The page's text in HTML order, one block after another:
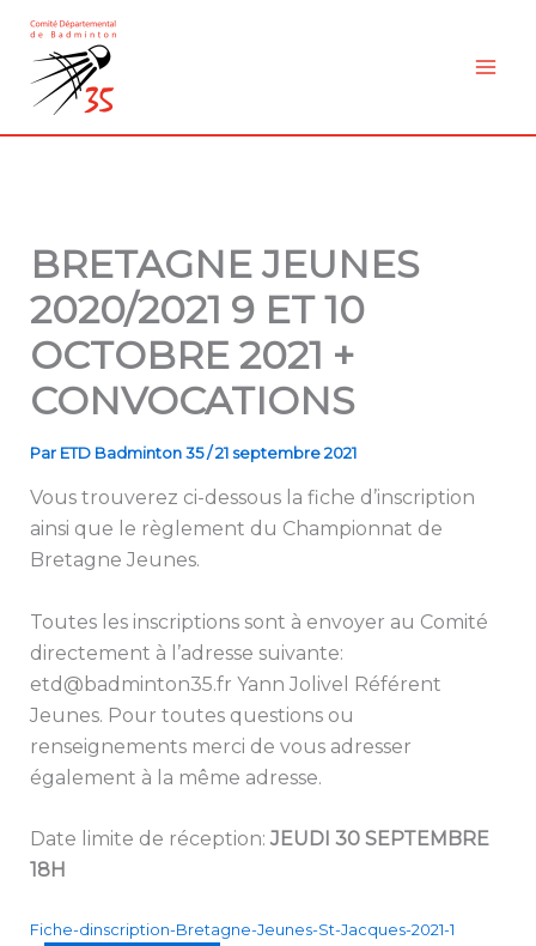
contenu
BRETAGNE JEUNES
2020/2021 9 ET 10
OCTOBRE 2021 +
CONVOCATIONS
Par ETD Badminton 35/21 septembre 2021
Vous trouverez ci-dessous la fiche d’inscription
ainsi que le règlement du Championnat de
Bretagne Jeunes.
Toutes les inscriptions sont à envoyer au Comité
directement à l’adresse suivante:
etd@badminton35.fr Yann Jolivel Référent
Jeunes. Pour toutes questions ou
renseignements merci de vous adresser
également à la même adresse.
Date limite de réception: JEUDI 30 SEPTEMBRE
18H
Fiche-dinscription-Bretagne-Jeunes-St-Jacques-2021-1